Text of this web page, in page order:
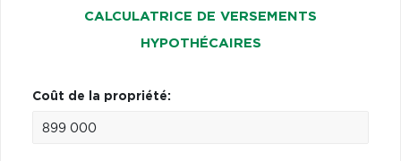
CALCULATRICE DE VERSEMENTS
HYPOTHÉCAIRES
Coût de la propriété: